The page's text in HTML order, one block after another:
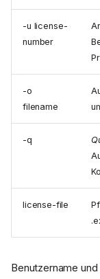
-u license-
number
-o
filename
-q
license-file
Benutzername